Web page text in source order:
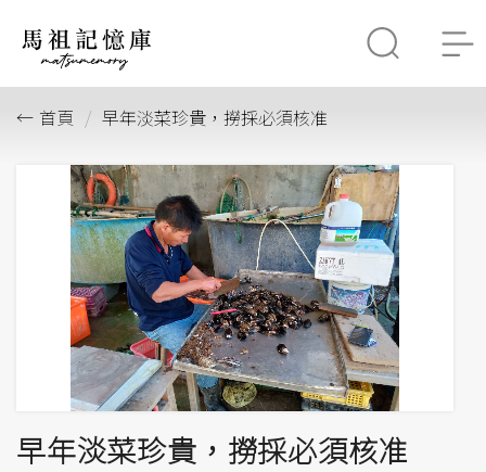
首頁 早年淡菜珍貴，撈採必須核准
早年淡菜珍貴，撈採必須核准